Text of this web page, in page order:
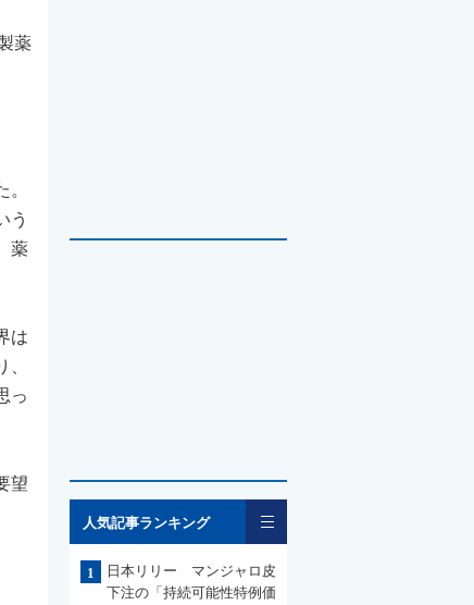
薬
う
薬
は
っ
望
人気記事ランキング
1
日本リリー マンジャロ皮
下注の「持続可能性特例価